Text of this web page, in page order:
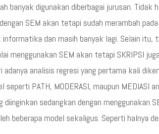
banyak digunakan diberbagai jurusan. Tidak
SEM akan tetapi sudah merambah
dan masih banyak lagi. Selain itu,
menggunakan SEM akan tetapi SKRIPSI
adanya analisis regresi yang pertama kali
seperti PATH, MODERASI, maupun MEDIASI
sedangkan dengan menggunakan
beberapa model sekaligus. Seperti halnya